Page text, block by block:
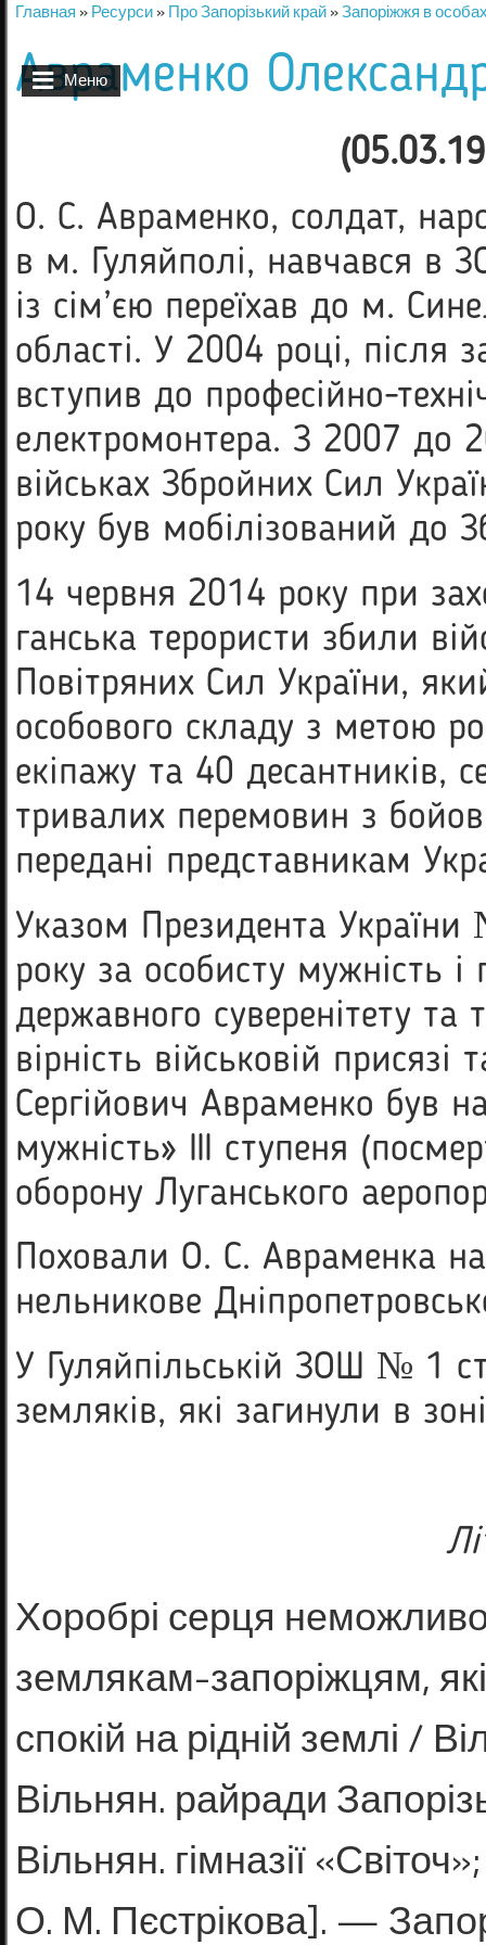
Меню
Главная »Ресурси»Про Запорізький край»Запоріжжя в
Авраменко
О. C. Авраменко, солдат,
в м. Гуляйполі, навчався в
із сім’єю переїхав до м.
області. У 2004 році,
вступив до професійно-
електромонтера. З 2007 до
військах Збройних Сил
року був мобілізований до
14 червня 2014 року при
ганська терористи збили
По­вітряних Сил України,
особового складу з метою
екіпажу та 40 десант­ників,
тривалих перемовин з
передані представникам
Указом Президента
ро­ку за особисту мужність і
державного суверенітету та
вірність військовій
Сергійович Авраменко був
мужність» III ступеня
оборону Луганського
Поховали О. С. Авраменка
нельникове
У Гуляйпільській ЗОШ № 1
земляків, які загинули в
Хоробрі серця
зем­лякам-запоріжцям,
спокій на рідній землі /
Вільнян. райради
Вільнян. гімназії
О. М. Пєстрікова]. —